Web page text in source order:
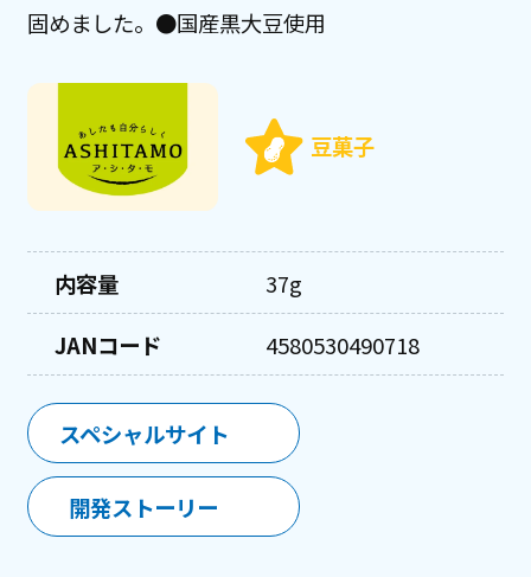
固めました。●国産黒大豆使用
豆菓子
内容量 37g
JANコード 4580530490718
スペシャルサイト
開発ストーリー